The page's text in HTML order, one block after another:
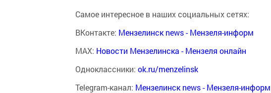
Самое интересное в наших социальных сетях:
ВКонтакте: Мензелинск news - Мензеля-информ
MAX: Новости Мензелинска - Мензеля онлайн
Одноклассники: ok.ru/menzelinsk
Telegram-канал: Мензелинск news - Мензеля-информ